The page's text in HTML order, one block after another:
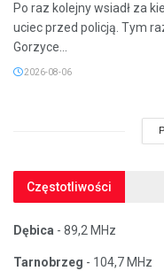
Po raz kolejny wsiadł za
uciec przed policją. Tym
Gorzyce...
2026-08-06
Częstotliwości
Dębica - 89,2 MHz
Tarnobrzeg - 104,7 MHz